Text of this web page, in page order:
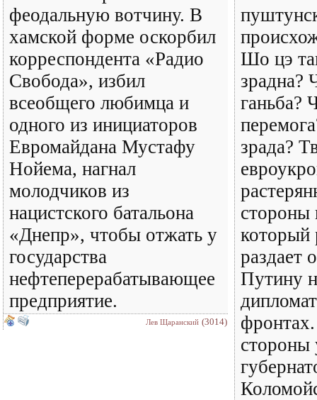
феодальную вотчину. В
хамской форме оскорбил
корреспондента «Радио
Свобода», избил
всеобщего любимца и
одного из инициаторов
Евромайдана Мустафу
Нойема, нагнал
молодчиков из
нацистского батальона
«Днепр», чтобы отжать у
государства
нефтеперерабатывающее
предприятие.
Лев Щаранский (3014)
Шо цэ
зрадна?
ганьба?
зрада?
стороны
который
раздает
Путину